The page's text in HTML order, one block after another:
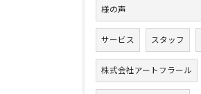
様の声
サービス スタッフ
株式会社アートフラール